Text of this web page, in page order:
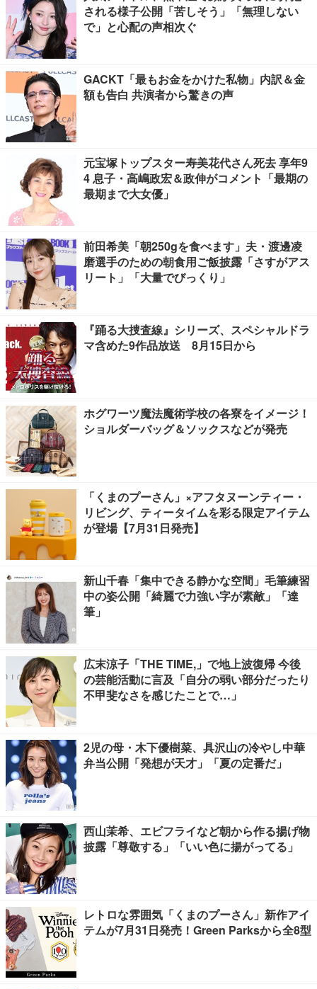
される様子公開「苦しそう」「無理しない
で」と心配の声相次ぐ
GACKT「最もお金をかけた私物」内訳＆金
額も告白 共演者から驚きの声
元宝塚トップスター寿美花代さん死去 享年9
4 息子・高嶋政宏＆政伸がコメント「最期の
最期まで大女優」
前田希美「朝250gを食べます」夫・渡邊凌
磨選手のための朝食用ご飯披露「さすがアス
リート」「大量でびっくり」
『踊る大捜査線』シリーズ、スペシャルドラ
マ含めた9作品放送 8月15日から
ホグワーツ魔法魔術学校の各寮をイメージ！
ショルダーバッグ＆ソックスなどが発売
「くまのプーさん」×アフタヌーンティー・
リビング、ティータイムを彩る限定アイテム
が登場【7月31日発売】
新山千春「集中できる静かな空間」毛筆練習
中の姿公開「綺麗で力強い字が素敵」「達
筆」
広末涼子「THE TIME,」で地上波復帰 今後
の芸能活動に言及「自分の弱い部分だったり
不甲斐なさを感じたことで…」
2児の母・木下優樹菜、具沢山の冷やし中華
弁当公開「発想が天才」「夏の定番だ」
西山茉希、エビフライなど朝から作る揚げ物
披露「尊敬する」「いい色に揚がってる」
レトロな雰囲気「くまのプーさん」新作アイ
テムが7月31日発売！Green Parksから全8型